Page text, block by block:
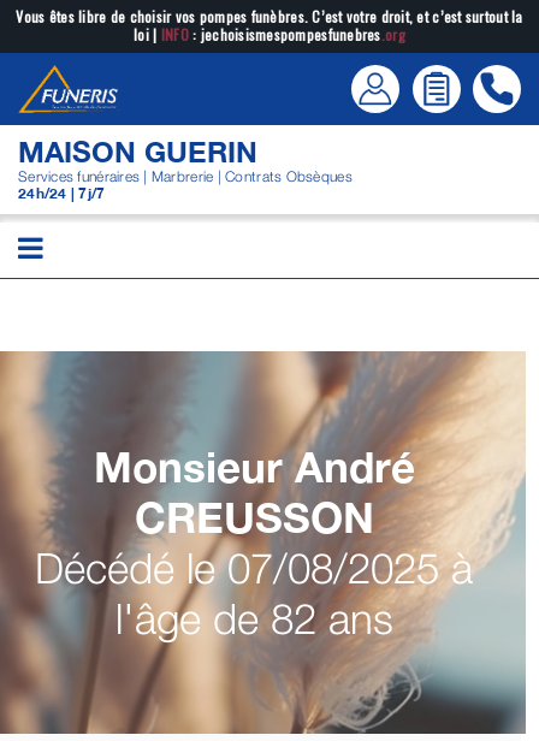
Passer
contenu
Vous êtes libre de choisir vos pompes funèbres. C’est votre droit, et c’est surtout la
loi | INFO: jechoisismespompesfunebres.org
MAISON GUERIN
Services funéraires | Marbrerie | Contrats Obsèques
24h/24 | 7j/7
Monsieur André
CREUSSON
Décédé le 07/08/2025 à
l'âge de 82 ans